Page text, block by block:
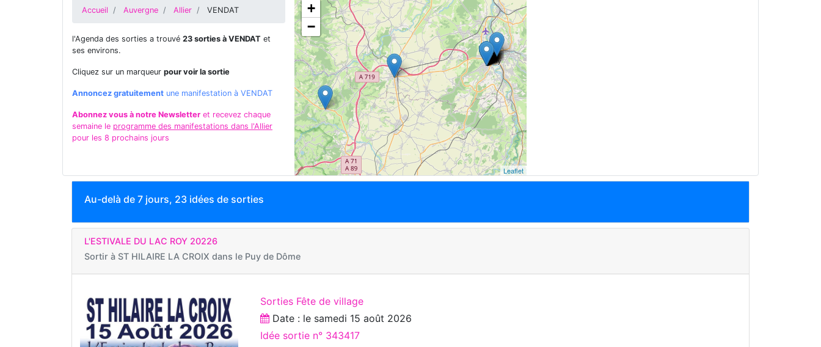
Accueil Auvergne Allier VENDAT
l'Agenda des sorties a trouvé 23 sorties à VENDAT et
ses environs.
Cliquez sur un marqueur pour voir la sortie
Annoncez gratuitement une manifestation à VENDAT
Abonnez vous à notre Newsletter et recevez chaque
semaine le programme des manifestations dans l'Allier
pour les 8 prochains jours
+
−
Leaflet
Au-delà de 7 jours, 23 idées de sorties
L'ESTIVALE DU LAC ROY 20226
Sortir à ST HILAIRE LA CROIX dans le Puy de Dôme
Sorties Fête de village
Date : le samedi 15 août 2026
Idée sortie n° 343417